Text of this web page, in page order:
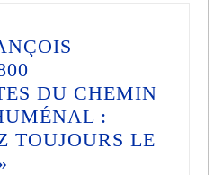
DU CHEMIN
:
TOUJOURS LE